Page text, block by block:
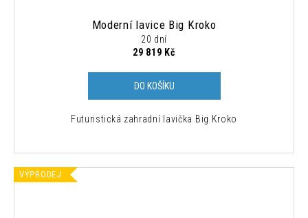
Moderní lavice Big Kroko
20 dní
29 819 Kč
DO KOŠÍKU
Futuristická zahradní lavička Big Kroko
VÝPRODEJ